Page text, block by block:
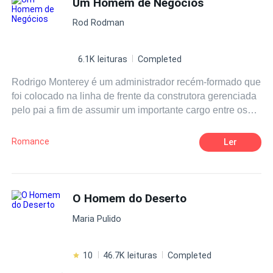
Rod Rodman
6.1K leituras Completed
Rodrigo Monterey é um administrador recém-formado que
foi colocado na linha de frente da construtora gerenciada
pelo pai a fim de assumir um importante cargo entre os
aprendeu desde a adolescência a aproveitar os prazeres
da vida em boa companhia, e de maneira inconsequente,
seu próprio apartamento, vive um relacionamento estável
com a designer e fotógrafa Natalie Schneider há vários
meses, mas mesmo feliz ao lado da linda namorada da
volta e ele ainda não tem a maturidade necessária para
Romance Ler
O Homem do Deserto
Maria Pulido
10 46.7K leituras Completed